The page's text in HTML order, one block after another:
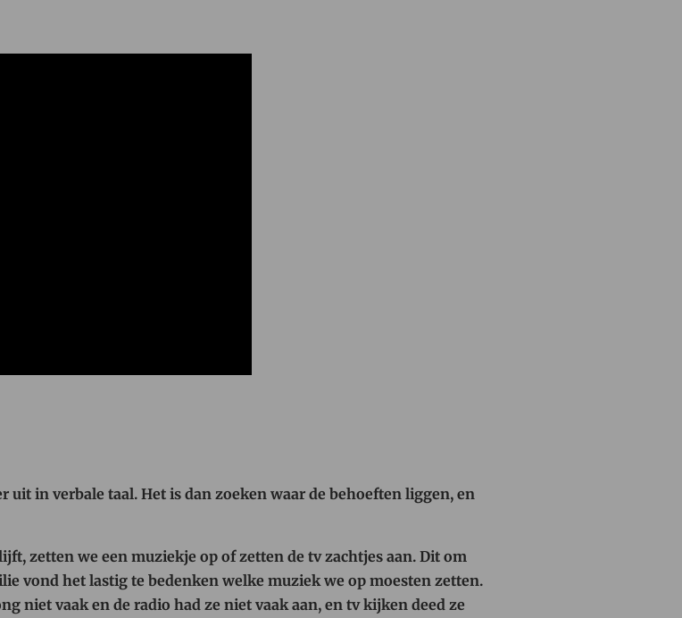
uit in verbale taal. Het is dan zoeken waar de behoeften liggen, en
zetten we een muziekje op of zetten de tv zachtjes aan. Dit om
vond het lastig te bedenken welke muziek we op moesten zetten.
niet vaak en de radio had ze niet vaak aan, en tv kijken deed ze